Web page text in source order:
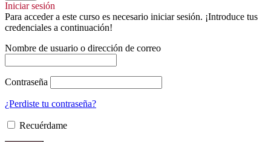
Iniciar sesión
Para acceder a este curso es necesario iniciar sesión. ¡Introduce tus
credenciales a continuación!
Nombre de usuario o dirección de correo
Contraseña
¿Perdiste tu contraseña?
Recuérdame